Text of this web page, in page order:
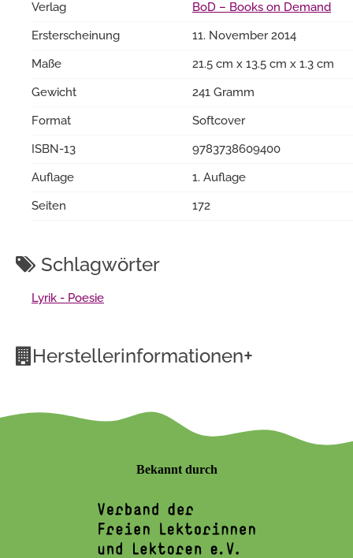
Verlag
BoD – Books on Demand
Ersterscheinung
11. November 2014
Maße
21.5 cm x 13.5 cm x 1.3 cm
Gewicht
241 Gramm
Format
Softcover
ISBN-13
9783738609400
Auflage
1. Auflage
Seiten
172
Schlagwörter
Lyrik - Poesie
Herstellerinformationen+
Bekannt durch